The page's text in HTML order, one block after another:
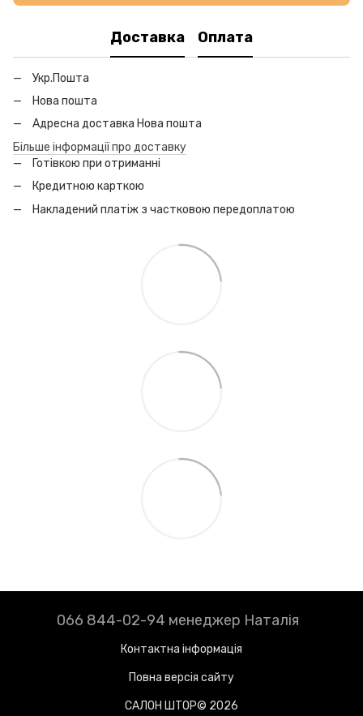
Доставка Оплата
Укр.Пошта
Нова пошта
Адресна доставка Нова пошта
Більше інформації про доставку
Готівкою при отриманні
Кредитною карткою
Накладений платіж з частковою передоплатою
066 844-02-94 менеджер Наталія
Контактна інформація
Повна версія сайту
САЛОН ШТОР© 2026